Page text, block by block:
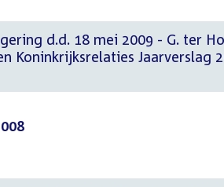
d.d. 18 mei 2009 - G. ter
Koninkrijksrelaties Jaarverslag